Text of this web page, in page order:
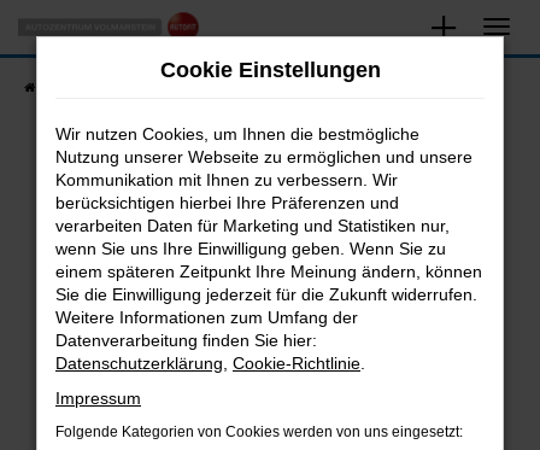
Zum
Hauptinhalt
springen
Fahrzeugsuche
Fehler: Network Error
Beim Laden ist ein Fehler aufgetreten.
Hier sind ein paar Tipps, die dir helfen können:
Überprüfe deine Firewall und deine
Internetverbindung.
Laden andere Webseiten, zum Beispiel deine
Suchmaschine?
Prüfe deine Browsererweiterungen.
Cookie Einstellungen
Wir nutzen Cookies, um Ihnen die bestmögliche
Nutzung unserer Webseite zu ermöglichen und unsere
Kommunikation mit Ihnen zu verbessern. Wir
berücksichtigen hierbei Ihre Präferenzen und
verarbeiten Daten für Marketing und Statistiken nur,
wenn Sie uns Ihre Einwilligung geben. Wenn Sie zu
einem späteren Zeitpunkt Ihre Meinung ändern, können
Sie die Einwilligung jederzeit für die Zukunft widerrufen.
Weitere Informationen zum Umfang der
Datenverarbeitung finden Sie hier:
Datenschutzerklärung Cookie-Richtlinie
Impressum
Folgende Kategorien von Cookies werden von uns eingesetzt: